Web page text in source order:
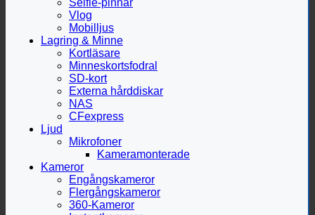
Vlog
Mobilljus
Lagring & Minne
Kortläsare
Minneskortsfodral
SD-kort
Externa hårddiskar
NAS
CFexpress
Ljud
Mikrofoner
Kameramonterade
Kameror
Engångskameror
Flergångskameror
360-Kameror